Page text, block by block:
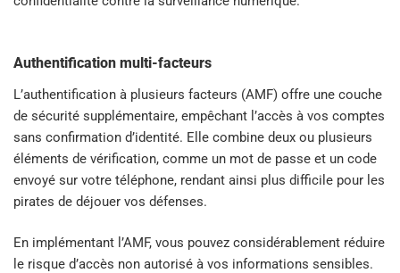
Authentification multi-facteurs
L’authentification à plusieurs facteurs (AMF) offre une couche
de sécurité supplémentaire, empêchant l’accès à vos comptes
sans confirmation d’identité. Elle combine deux ou plusieurs
éléments de vérification, comme un mot de passe et un code
envoyé sur votre téléphone, rendant ainsi plus difficile pour les
pirates de déjouer vos défenses.
En implémentant l’AMF, vous pouvez considérablement réduire
le risque d’accès non autorisé à vos informations sensibles.